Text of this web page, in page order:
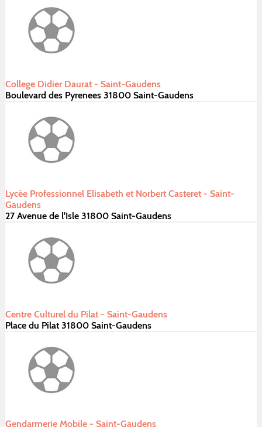
College Didier Daurat - Saint-Gaudens
Boulevard des Pyrenees 31800 Saint-Gaudens
Lycée Professionnel Elisabeth et Norbert Casteret - Saint-
Gaudens
27 Avenue de l'Isle 31800 Saint-Gaudens
Centre Culturel du Pilat - Saint-Gaudens
Place du Pilat 31800 Saint-Gaudens
Gendarmerie Mobile - Saint-Gaudens